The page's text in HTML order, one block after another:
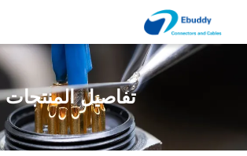
تفاصيل المنتجات